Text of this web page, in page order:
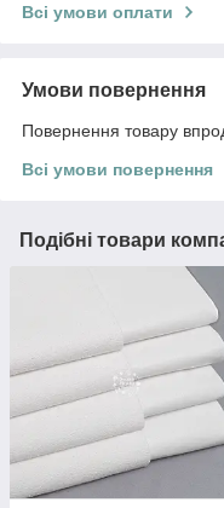
Всі умови оплати
Умови повернення
Повернення товару
Всі умови повернення
Подібні товари